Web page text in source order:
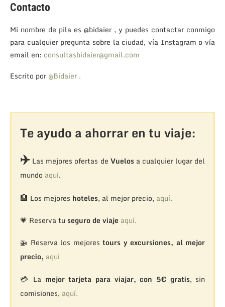
Contacto
Mi nombre de pila es @bidaier , y puedes contactar conmigo
para cualquier pregunta sobre la ciudad, vía Instagram o vía
email en: consultasbidaier@gmail.com
Escrito por @Bidaier .
Te ayudo a ahorrar en tu viaje:
✈️Las mejores ofertas de Vuelosa cualquier lugar del
mundo aquí.
🏨 Los mejores hoteles, al mejor precio, aquí.
💗 Reserva tu seguro de viaje aquí.
🚁 Reserva los mejorestours y excursiones, al mejor
precio, aquí
💳 La mejor tarjeta para viajar, con 5€ gratis, sin
comisiones, aquí.